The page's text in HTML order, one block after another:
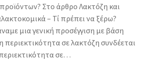
Στο άρθρο Λακτόζη και
– Τί πρέπει να ξέρω?
μια γενική προσέγγιση με βάση
περιεκτικότητα σε λακτόζη συνδέεται
σε…